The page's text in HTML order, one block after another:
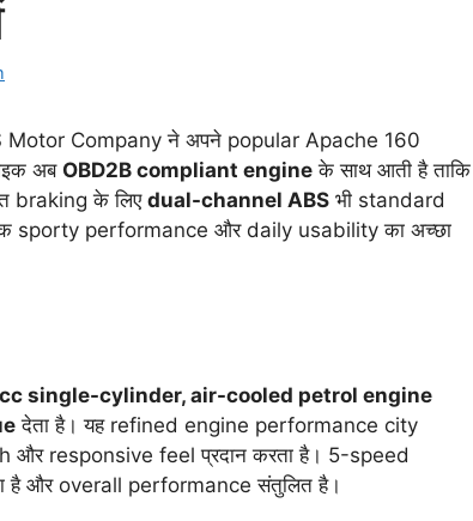
Motor Company ने अपने popular Apache 160
अब OBD2B compliant engine के साथ आती है ताकि
braking के लिए dual-channel ABS भी standard
sporty performance और daily usability का अच्छा
single-cylinder, air-cooled petrol engine
देता है। यह refined engine performance city
और responsive feel प्रदान करता है। 5-speed
है और overall performance संतुलित है।